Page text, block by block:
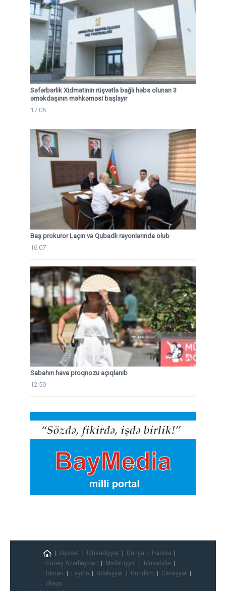
Səfərbərlik Xidmətinin rüşvətlə bağlı həbs olunan 3
əməkdaşının məhkəməsi başlayır
17:06
Baş prokuror Laçın və Qubadlı rayonlarında olub
16:07
Sabahın hava proqnozu açıqlanıb
12:50
Siyasət İqtisadiyyat Dünya
Hadisə
Güney Azərbaycan
Mədəniyyət
Müsahibə
İdman
Layihə Ədəbiyyat Gündəm
Cəmiyyət
Əlaqə